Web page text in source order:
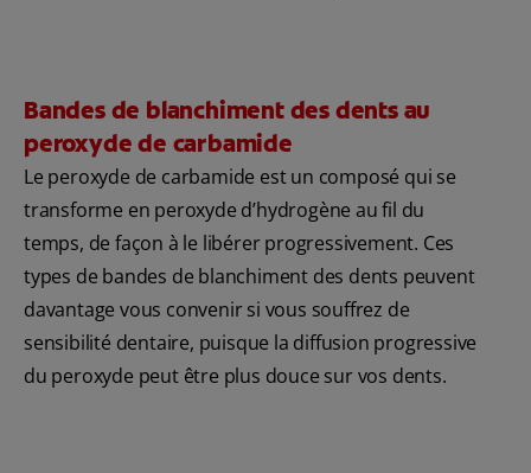
Bandes de blanchiment des dents au
peroxyde de carbamide
Le peroxyde de carbamide est un composé qui se
transforme en peroxyde d’hydrogène au fil du
temps, de façon à le libérer progressivement. Ces
types de bandes de blanchiment des dents peuvent
davantage vous convenir si vous souffrez de
sensibilité dentaire, puisque la diffusion progressive
du peroxyde peut être plus douce sur vos dents.